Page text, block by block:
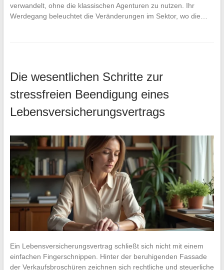
verwandelt, ohne die klassischen Agenturen zu nutzen. Ihr
Werdegang beleuchtet die Veränderungen im Sektor, wo die…
Die wesentlichen Schritte zur
stressfreien Beendigung eines
Lebensversicherungsvertrags
Ein Lebensversicherungsvertrag schließt sich nicht mit einem
einfachen Fingerschnippen. Hinter der beruhigenden Fassade
der Verkaufsbroschüren zeichnen sich rechtliche und steuerliche